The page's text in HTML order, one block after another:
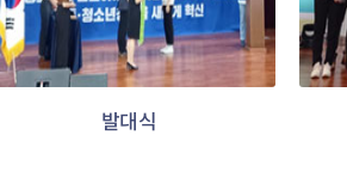
발대식